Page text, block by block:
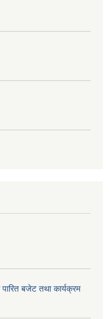
बजेट तथा कार्यक्रम